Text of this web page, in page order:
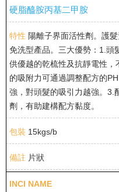
硬脂醯胺丙基二甲胺
陽離子界面活性劑。護
免洗型產品。三大優勢：1.頭
供優越的乾梳性及抗靜電性
的吸附力可通過調整配方的
強，對頭髮的吸引力越強。3.
劑，有助建構配方黏度。
15kgs/b
片狀